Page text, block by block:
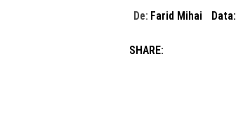
De: Farid Mihai Data:
SHARE: